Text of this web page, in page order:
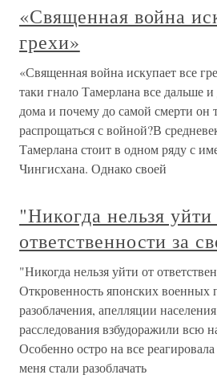
«Священная война
грехи»
«Священная война искупает все
таки гнало Тамерлана все дальше
дома и почему до самой смерти он
распрощаться с войной?В
Тамерлана стоит в одном ряду с
Чингисхана. Однако своей
"Никогда нельзя уйти
ответственности за
"Никогда нельзя уйти от
Откровенность японских военных
разоблачения, апелляции
расследования взбудоражили всю
Особенно остро на все
меня стали разоблачать